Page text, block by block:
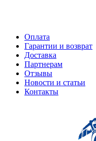
Оплата
Гарантии и возврат
Доставка
Партнерам
Отзывы
Новости и статьи
Контакты